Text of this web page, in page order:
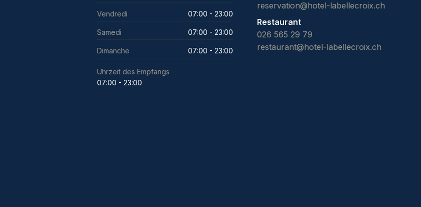
Vendredi 07:00 - 23:00
Samedi 07:00 - 23:00
Dimanche 07:00 - 23:00
Uhrzeit des Empfangs
07:00 - 23:00
reservation@hotel-labellecroix.ch
Restaurant
026 565 29 79
restaurant@hotel-labellecroix.ch